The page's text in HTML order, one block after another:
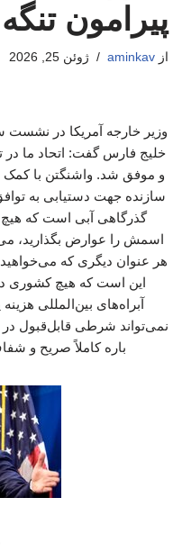
پیرامون
از aminkav ژوئن 25, 2026
وزیر خارجه آمریکا در
خلیج فارس گفت: اتحاد ما در
و موفق شد. واشنگتن با
سازنده جهت دستیابی به
گذرگاهی آبی است که
اسمش را عوارض بگذارید،
هر عنوان دیگری که
این است که هیچ کشوری
آبراه‌های بین‌المللی
نمی‌تواند شرطی قابل‌قبول
باره کاملاً صریح و